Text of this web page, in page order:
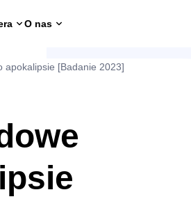
O nas
apokalipsie [Badanie 2023]